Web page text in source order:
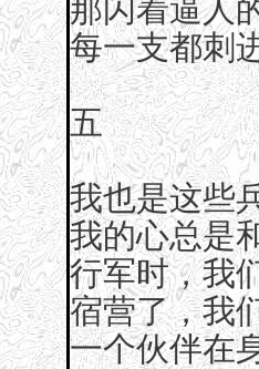
那闪着逼人
每一支都刺
五
我也是这些
我的心总是
行军时，我
宿营了，我
一个伙伴在